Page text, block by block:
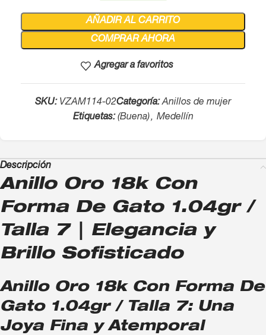
AÑADIR AL CARRITO
COMPRAR AHORA
Agregar a favoritos
SKU: VZAM114-02Categoría: Anillos de mujer
Etiquetas: (Buena), Medellín
Descripción
Anillo Oro 18k Con
Forma De Gato 1.04gr /
Talla 7 | Elegancia y
Brillo Sofisticado
Anillo Oro 18k Con Forma De
Gato 1.04gr / Talla 7: Una
Joya Fina y Atemporal